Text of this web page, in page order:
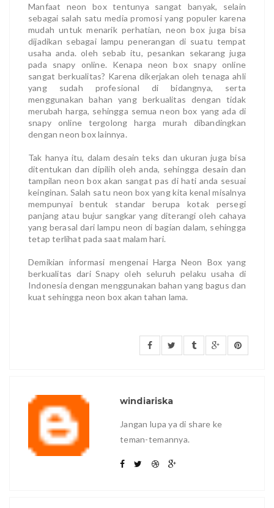
Manfaat neon box tentunya sangat banyak, selain
sebagai salah satu media promosi yang populer karena
mudah untuk menarik perhatian, neon box juga bisa
dijadikan sebagai lampu penerangan di suatu tempat
usaha anda. oleh sebab itu, pesankan sekarang juga
pada snapy online. Kenapa neon box snapy online
sangat berkualitas? Karena dikerjakan oleh tenaga ahli
yang sudah profesional di bidangnya, serta
menggunakan bahan yang berkualitas dengan tidak
merubah harga, sehingga semua neon box yang ada di
snapy online tergolong harga murah dibandingkan
dengan neon box lainnya.
Tak hanya itu, dalam desain teks dan ukuran juga bisa
ditentukan dan dipilih oleh anda, sehingga desain dan
tampilan neon box akan sangat pas di hati anda sesuai
keinginan. Salah satu neon box yang kita kenal misalnya
mempunyai bentuk standar berupa kotak persegi
panjang atau bujur sangkar yang diterangi oleh cahaya
yang berasal dari lampu neon di bagian dalam, sehingga
tetap terlihat pada saat malam hari.
Demikian informasi mengenai Harga Neon Box yang
berkualitas dari Snapy oleh seluruh pelaku usaha di
Indonesia dengan menggunakan bahan yang bagus dan
kuat sehingga neon box akan tahan lama.
windiariska
Jangan lupa ya di share ke
teman-temannya.